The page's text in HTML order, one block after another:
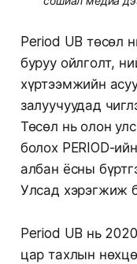
Period UB төсөл
буруу ойлголт,
хүртээмжийн
залуучуудад
Төсөл нь олон
болох PERIOD-
албан ёсны
Улсад хэрэгжиж
Period UB нь
цар тахлын